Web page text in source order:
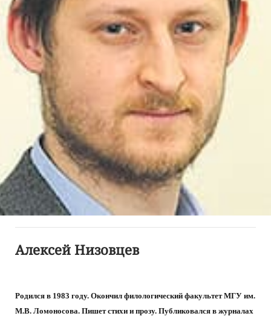
Алексей Низовцев
Родился в 1983 году. Окончил филологический факультет МГУ им.
М.В. Ломоносова. Пишет стихи и прозу. Публиковался в журналах